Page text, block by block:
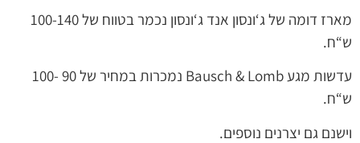
מארז דומה של ג‘ונסון אנד ג‘ונסון נכמר בטווח של 100-140
ש“ח.
עדשות מגע Bausch & Lomb נמכרות במחיר של 90 -100
ש“ח.
וישנם גם יצרנים נוספים.